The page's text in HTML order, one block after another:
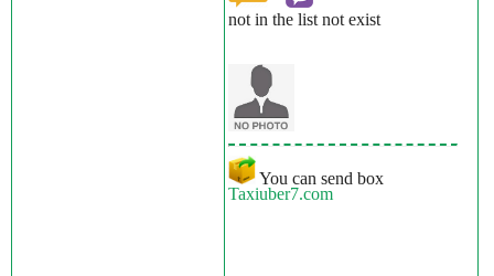
not in the list not exist
You can send box
Taxiuber7.com